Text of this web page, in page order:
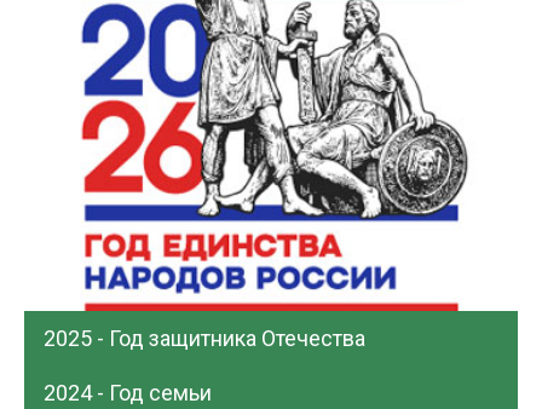
2025 - Год защитника Отечества
2024 - Год семьи